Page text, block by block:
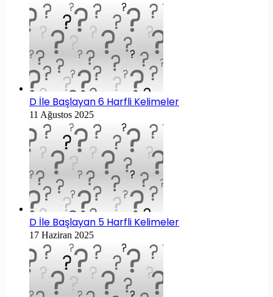
D İle Başlayan 6 Harfli Kelimeler
11 Ağustos 2025
D İle Başlayan 5 Harfli Kelimeler
17 Haziran 2025